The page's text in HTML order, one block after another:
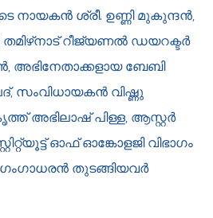
നായകന്‍ ശ്രീ. ഉണ്ണി മുകുന്ദന്‍,
തമിഴ്‌നാട് റീജ്യണല്‍ ഡയറക്ടര്‍
അഭിനേതാക്കളായ ബേബി
സംവിധായകന്‍ വിഷ്ണു
അഭിലാഷ് പിള്ള, ആസ്റ്റര്‍
ഓഫ് ഓങ്കോളജി വിഭാഗം
തുടങ്ങിയവര്‍